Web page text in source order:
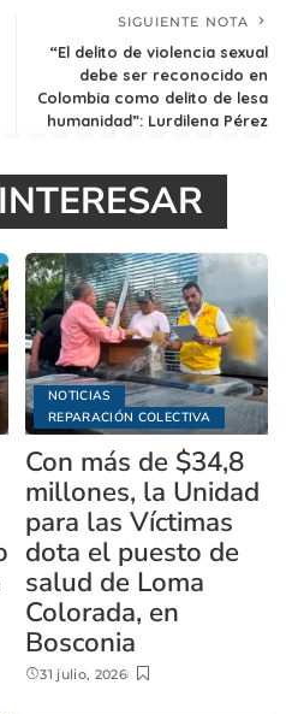
SIGUIENTE NOTA
“El delito de violencia sexual
debe ser reconocido en
Colombia como delito de lesa
humanidad”: Lurdilena Pérez
NOTICIAS
REPARACIÓN COLECTIVA
Con más de $34,8
millones, la Unidad
para las Víctimas
dota el puesto de
salud de Loma
Colorada, en
Bosconia
31 julio, 2026